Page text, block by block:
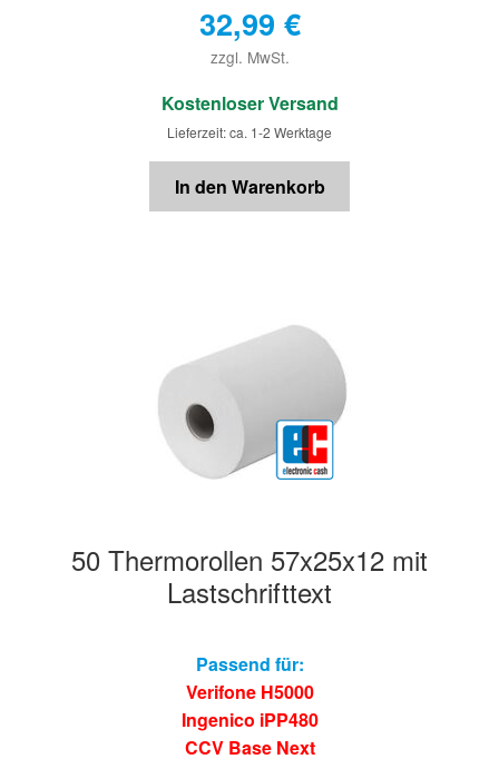
32,99 €
zzgl. MwSt.
€
Kostenloser Versand
Lieferzeit: ca. 1-2 Werktage
In den Warenkorb
50 Thermorollen 57x25x12 mit
Lastschrifttext
Passend für:
Verifone H5000
Ingenico iPP480
CCV Base Next